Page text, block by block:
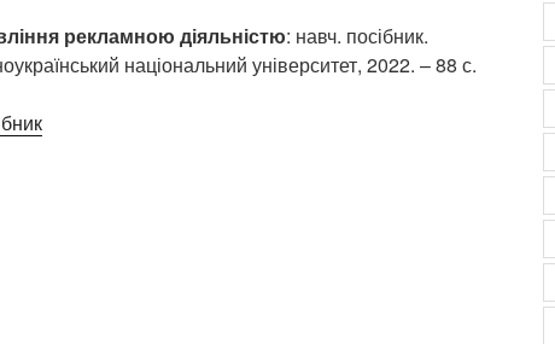
рекламною діяльністю: навч. посібник.
національний університет, 2022. – 88 с.